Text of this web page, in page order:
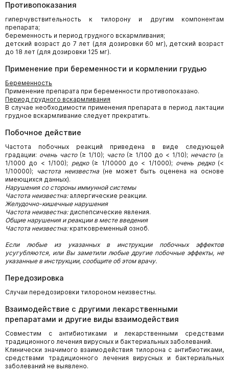
Противопоказания
гиперчувствительность к тилорону и другим компонентам
препарата;
беременность и период грудного вскармливания;
детский возраст до 7 лет (для дозировки 60 мг), детский возраст
до 18 лет (для дозировки 125 мг).
Применение при беременности и кормлении грудью
Беременность
Применение препарата при беременности противопоказано.
Период грудного вскармливания
В случае необходимости применения препарата в период лактации
грудное вскармливание следует прекратить.
Побочное действие
Частота побочных реакций приведена в виде следующей
градации: очень часто(≥ 1/10); часто(≥ 1/100 до < 1/10); нечасто(≥
1/1000 до < 1/100); редко(≥ 1/10000 до < 1/1000); очень редко(<
1/10000);
частота неизвестна(не может быть оценена на основе
имеющихся данных).
Нарушения со стороны иммунной системы
Частота неизвестна:аллергические реакции.
Желудочно-кишечные нарушения
Частота неизвестна:диспепсические явления.
Общие нарушения и реакции в месте введения
Частота неизвестна:кратковременный озноб.
Если любые из указанных в инструкции побочных эффектов
усугубляются, или Вы заметили любые другие побочные эффекты, не
указанные в инструкции, сообщите об этом врачу.
Передозировка
Случаи передозировки тилороном неизвестны.
Взаимодействие с другими лекарственными
препаратами и другие виды взаимодействия
Совместим с антибиотиками и лекарственными средствами
традиционного лечения вирусных и бактериальных заболеваний.
Клинически значимого взаимодействия тилорона с антибиотиками,
средствами традиционного лечения вирусных и бактериальных
заболеваний не выявлено.